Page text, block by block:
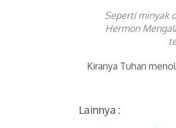
Seperti minyak
Hermon
Kiranya Tuhan
Lainnya :